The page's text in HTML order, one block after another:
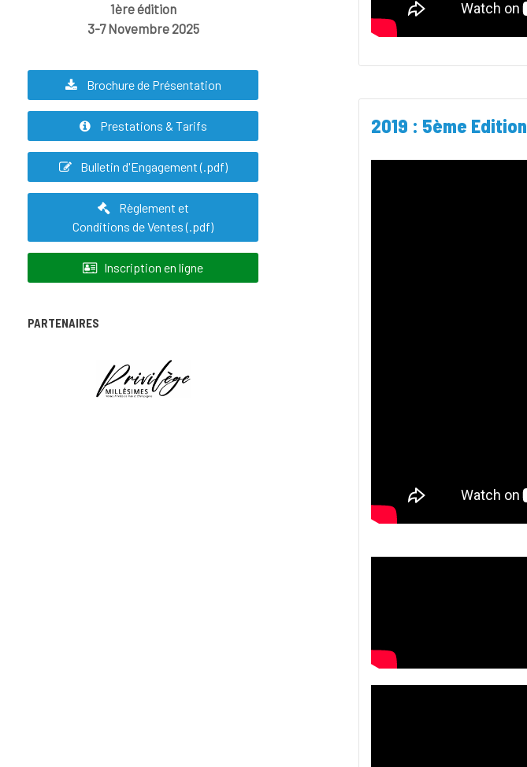
2019 : 5ème Edition
1ère édition
3-7 Novembre 2025
Brochure de Présentation
Prestations & Tarifs
Bulletin d'Engagement (.pdf)
Règlement et
Conditions de Ventes (.pdf)
Inscription en ligne
PARTENAIRES